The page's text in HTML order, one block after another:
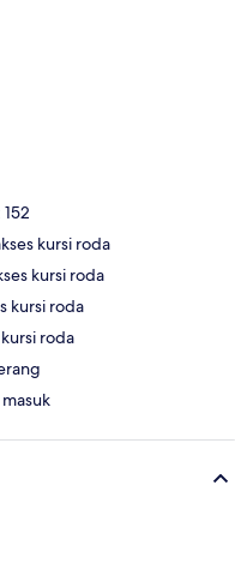
kursi roda
kursi roda
kursi roda
roda